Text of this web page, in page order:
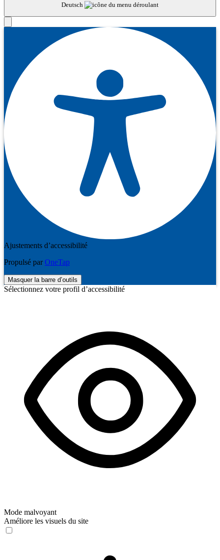
Deutsch
Ajustements d’accessibilité
Propulsé parOneTap
Masquer la barre d’outils
Sélectionnez votre profil d’accessibilité
Mode malvoyant
Améliore les visuels du site